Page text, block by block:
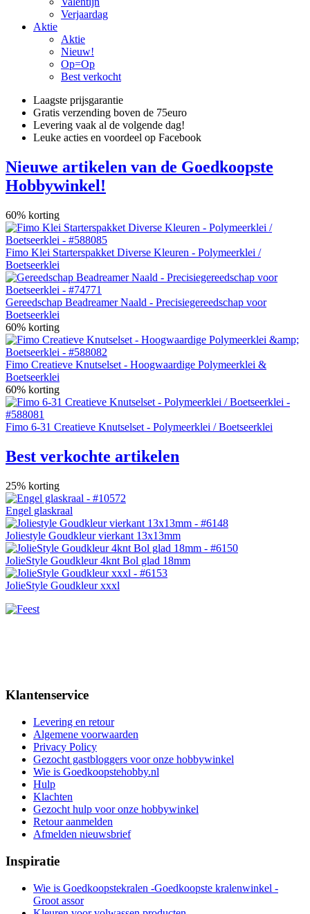
Verjaardag
Aktie
Aktie
Nieuw!
Op=Op
Best verkocht
Laagste prijsgarantie
Gratis verzending boven de 75euro
Levering vaak al de volgende dag!
Leuke acties en voordeel op Facebook
Nieuwe artikelen van de Goedkoopste
Hobbywinkel!
60% korting
Fimo Klei Starterspakket Diverse Kleuren - Polymeerklei /
Boetseerklei
Gereedschap Beadreamer Naald - Precisiegereedschap voor
Boetseerklei
60% korting
Fimo Creatieve Knutselset - Hoogwaardige Polymeerklei &
Boetseerklei
60% korting
Fimo 6-31 Creatieve Knutselset - Polymeerklei / Boetseerklei
Best verkochte artikelen
25% korting
Engel glaskraal
Joliestyle Goudkleur vierkant 13x13mm
JolieStyle Goudkleur 4knt Bol glad 18mm
JolieStyle Goudkleur xxxl
Klantenservice
Levering en retour
Algemene voorwaarden
Privacy Policy
Gezocht gastbloggers voor onze hobbywinkel
Wie is Goedkoopstehobby.nl
Hulp
Klachten
Gezocht hulp voor onze hobbywinkel
Retour aanmelden
Afmelden nieuwsbrief
Inspiratie
Wie is Goedkoopstekralen -Goedkoopste kralenwinkel -
Groot assor